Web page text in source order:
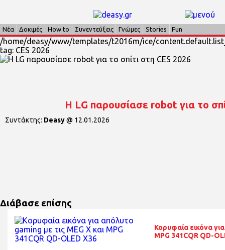
Νέα Δοκιμές How to Συνεντεύξεις Γνώμες Stories Fun
/home/deasy/www/templates/t2016m/ice/
tag: CES 2026
H LG παρουσίασε robot για το
Συντάκτης: Deasy@ 12.01.2026
Διάβασε επίσης
Κορυφαία εικόνα
MPG 341CQR QD-